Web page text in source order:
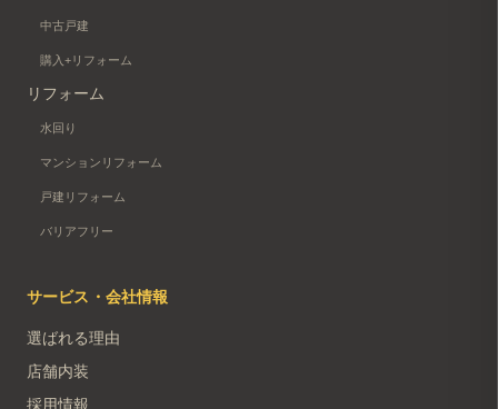
中古戸建
購入+リフォーム
リフォーム
水回り
マンションリフォーム
戸建リフォーム
バリアフリー
サービス・会社情報
選ばれる理由
店舗内装
採用情報